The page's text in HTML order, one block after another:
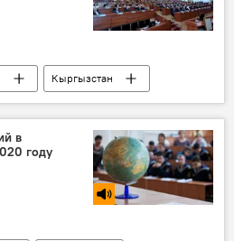
Кыргызстан
каникулы
в
году